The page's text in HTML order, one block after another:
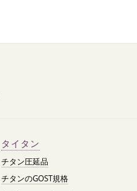
タイタン
チタン圧延品
チタンのGOST規格